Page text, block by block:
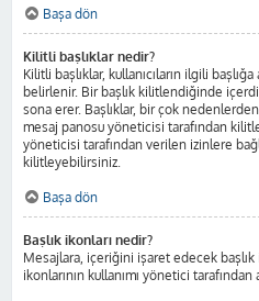
Başa dön
Kilitli başlıklar nedir?
Kilitli başlıklar, kullanıcıların ilgili
belirlenir. Bir başlık kilitlendiğinde
sona erer. Başlıklar, bir çok
mesaj panosu yöneticisi tarafından
yöneticisi tarafından verilen izinlere
kilitleyebilirsiniz.
Başa dön
Başlık ikonları nedir?
Mesajlara, içeriğini işaret edecek
ikonlarının kullanımı yönetici